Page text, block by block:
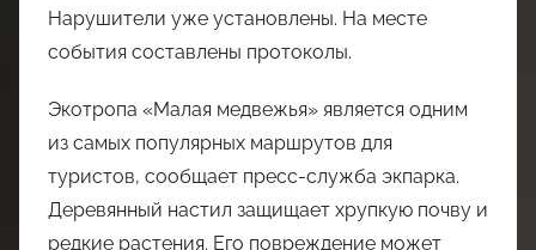
Нарушители уже установлены. На месте
события составлены протоколы.
Экотропа «Малая медвежья» является одним
из самых популярных маршрутов для
туристов, сообщает пресс-служба экпарка.
Деревянный настил защищает хрупкую почву и
редкие растения. Его повреждение может